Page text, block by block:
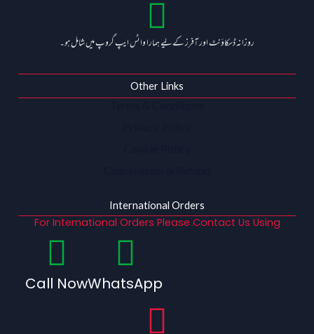
روزانہ ڈسکاؤنٹ اور آفرز کے لیے ہمارا واٹس ایپ گروپ میں شامل ہو۔
Other Links
International Orders
For International Orders Please Contact Us Using
Call NowWhatsApp